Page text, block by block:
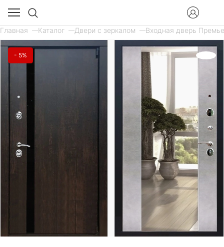
Главная Каталог Двери с зеркалом Входная дверь
- 5%